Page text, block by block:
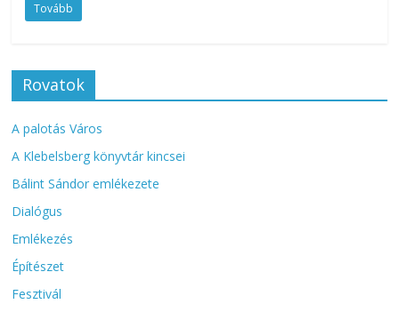
Tovább
Rovatok
A palotás Város
A Klebelsberg könyvtár kincsei
Bálint Sándor emlékezete
Dialógus
Emlékezés
Építészet
Fesztivál